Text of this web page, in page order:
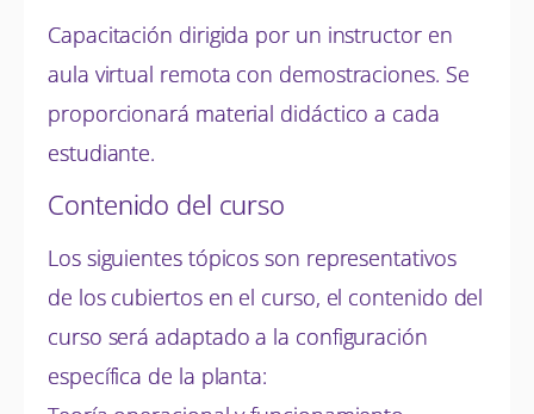
Capacitación dirigida por un instructor en
aula virtual remota con demostraciones. Se
proporcionará material didáctico a cada
estudiante.
Contenido del curso
Los siguientes tópicos son representativos
de los cubiertos en el curso, el contenido del
curso será adaptado a la configuración
específica de la planta: